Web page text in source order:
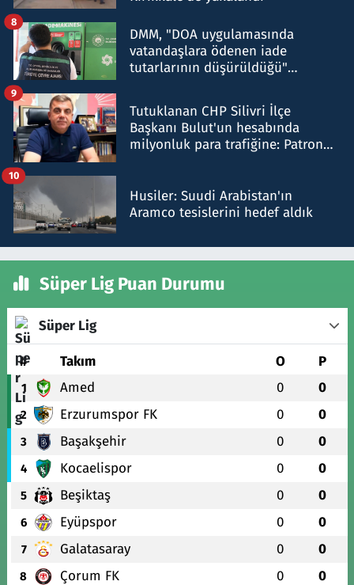
DMM, "DOA uygulamasında
vatandaşlara ödenen iade
tutarlarının düşürüldüğü"
8
Tutuklanan CHP Silivri İlçe
Başkanı Bulut'un hesabında
milyonluk para trafiğine: Patron
9
Husiler: Suudi Arabistan'ın
Aramco tesislerini hedef aldık
10
Süper Lig Puan Durumu
Süper Lig
# Takım O P
1 Amed 0 0
2 Erzurumspor FK 0 0
3 Başakşehir 0 0
4 Kocaelispor 0 0
5 Beşiktaş 0 0
6 Eyüpspor 0 0
7 Galatasaray 0 0
8 Çorum FK 0 0